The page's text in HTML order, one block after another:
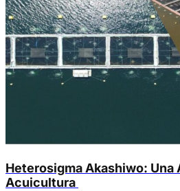
Heterosigma Akashiwo: Una
Acuicultura